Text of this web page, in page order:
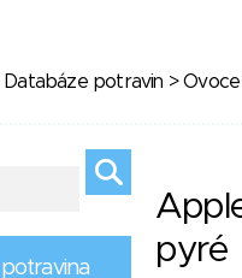
Databáze potravin >Ovoce
pyré